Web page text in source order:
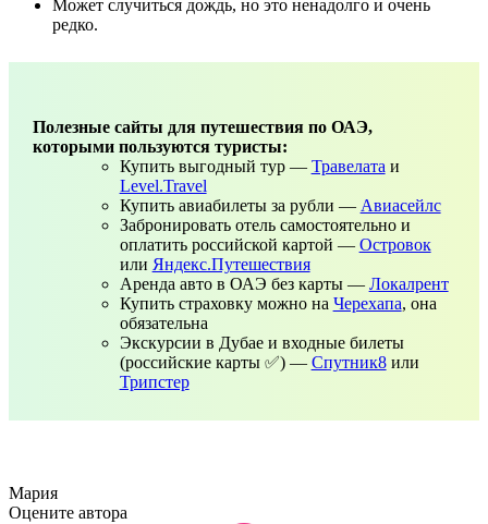
Может случиться дождь, но это ненадолго и очень
редко.
Полезные сайты для путешествия по ОАЭ,
которыми пользуются туристы:
Купить выгодный тур — Травелата и
Level.Travel
Купить авиабилеты за рубли — Авиасейлс
Забронировать отель самостоятельно и
оплатить российской картой — Островок
или Яндекс.Путешествия
Аренда авто в ОАЭ без карты — Локалрент
Купить страховку можно на Черехапа, она
обязательна
Экскурсии в Дубае и входные билеты
(российские карты ✅) — Спутник8или
Трипстер
Мария
Оцените автора